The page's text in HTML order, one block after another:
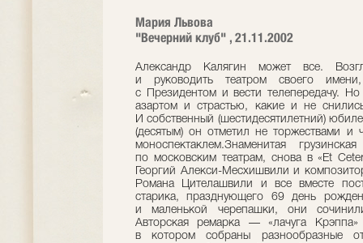
Мария Львова
"Вечерний клуб" , 21.11.2002
Александр Калягин может все.
и руководить театром своего
с Президентом и вести телепередачу.
азартом и страстью, какие и не
И собственный (шестидесятилетний)
(десятым) он отметил не торжествами и
моноспектаклем.Знаменитая
по московским театрам, снова в «Et
Георгий Алекси-Месхишвили и
Романа Цителашвили и все вместе
старика, празднующего 69 день
и маленькой черепашки, они
Авторская ремарка — «лачуга
в котором собраны разнообразные